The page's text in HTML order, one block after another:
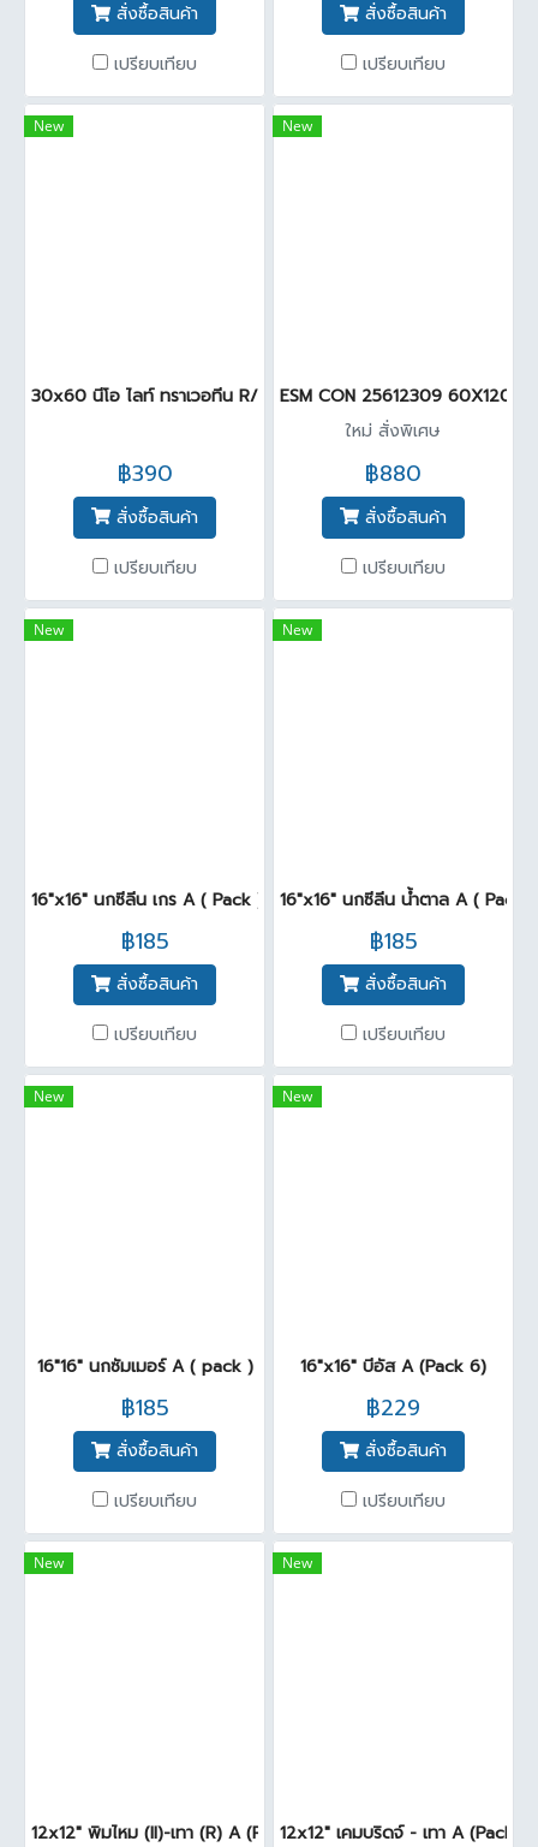
สั่งซื้อสินค้า
เปรียบเทียบ
สั่งซื้อสินค้า
เปรียบเทียบ
New
30x60 นีโอ ไลท์ ทราเวอทีน R/T (GLO)PM (Pack 8)
฿390
สั่งซื้อสินค้า
เปรียบเทียบ
New
ESM CON 25612309
ใหม่ สั่งพิเศษ
฿880
สั่งซื้อสินค้า
เปรียบเทียบ
New
16"x16" นกซีลีน เกร A ( Pack )
฿185
สั่งซื้อสินค้า
เปรียบเทียบ
New
16"x16" นกซีลีน น้ำตาล A (
฿185
สั่งซื้อสินค้า
เปรียบเทียบ
New
16"16" นกซัมเมอร์ A ( pack )
฿185
สั่งซื้อสินค้า
เปรียบเทียบ
New
16"x16" บีอัส A (Pack 6)
฿229
สั่งซื้อสินค้า
เปรียบเทียบ
New
12x12" พิมไหม (II)-เทา (R) A (Pack 11)
New
12x12" เคมบริดจ์ - เทา A (Pack11)